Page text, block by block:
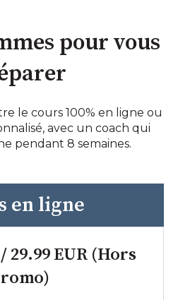
pour vous
le cours 100% en ligne ou
avec un coach qui
pendant 8 semaines.
en ligne
29.99 EUR (Hors